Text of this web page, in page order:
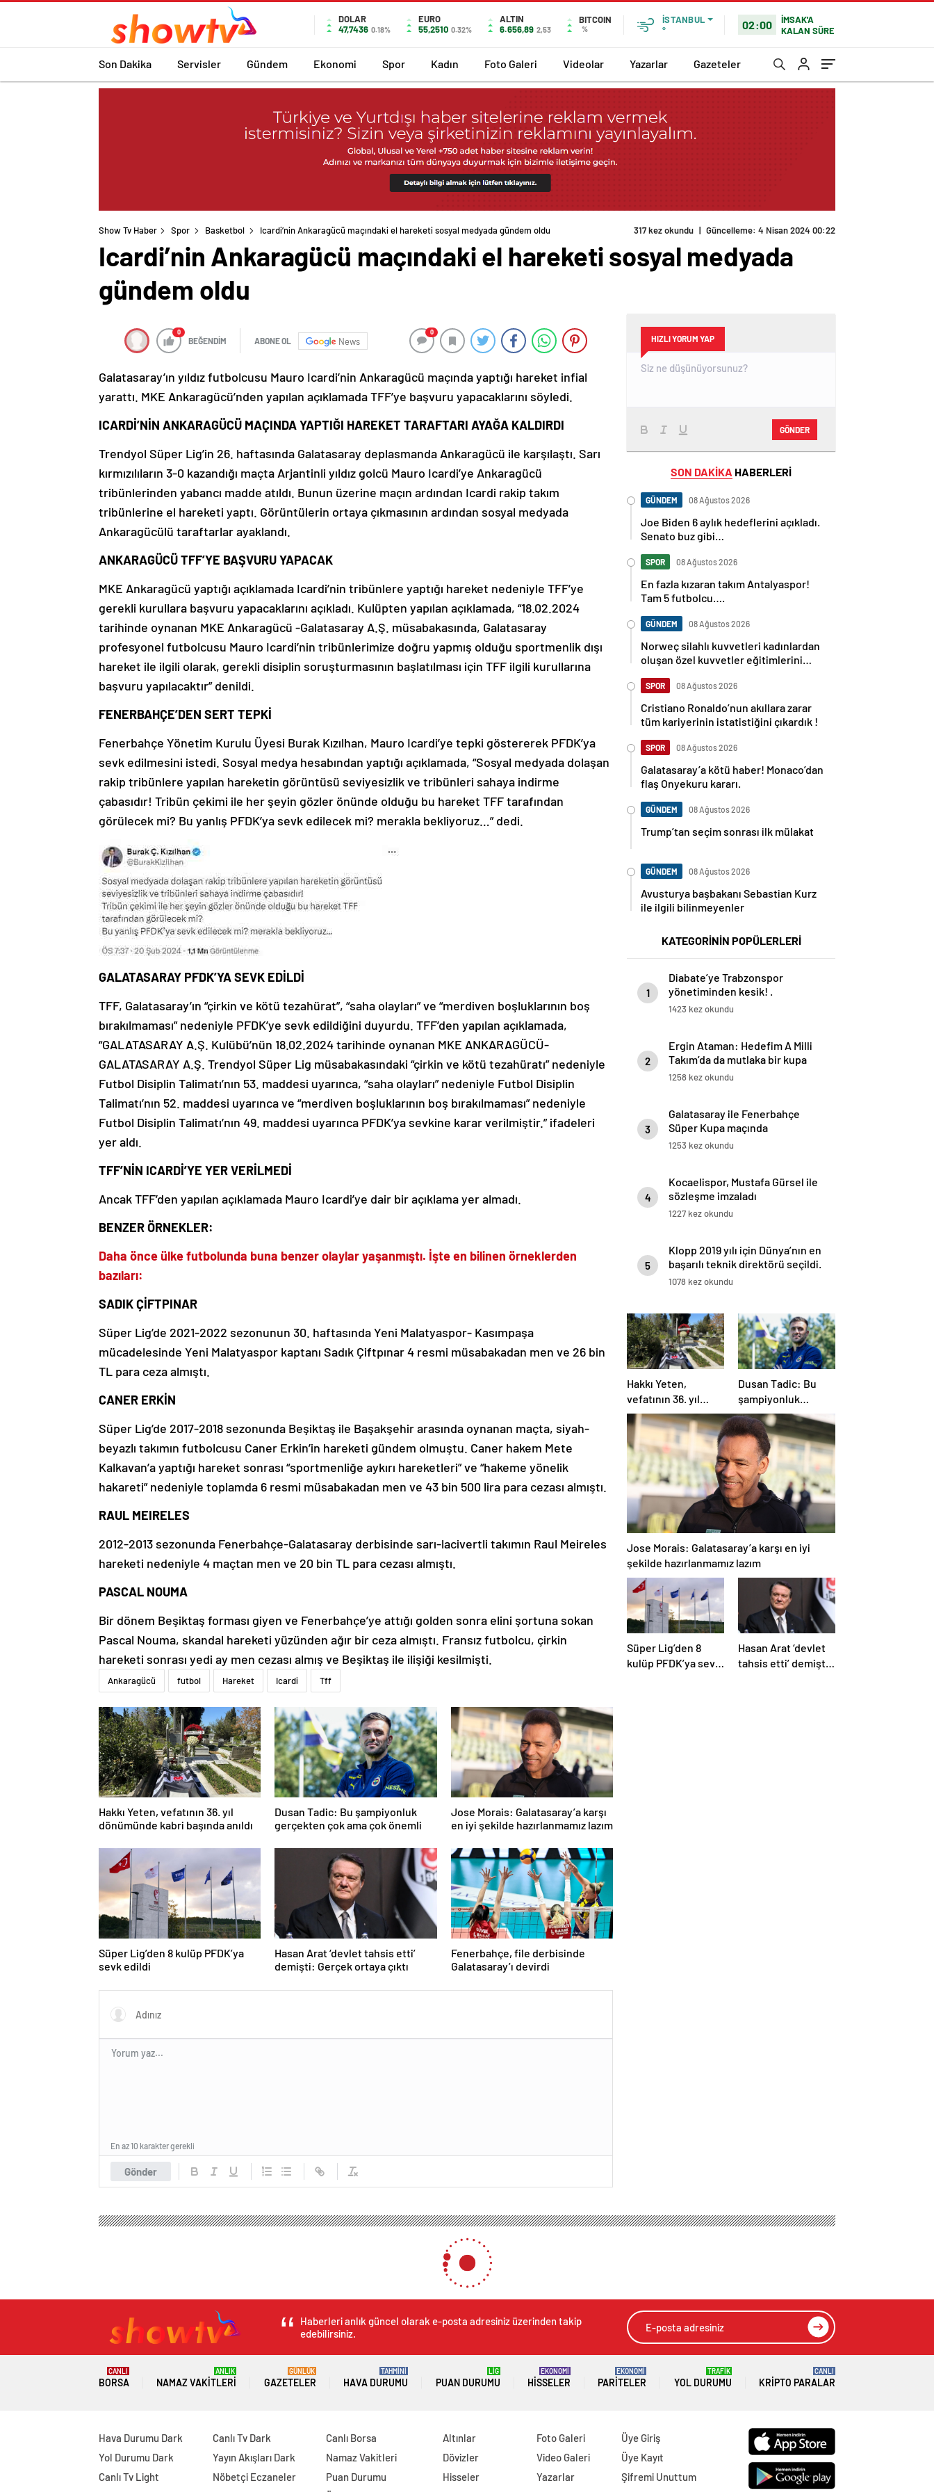
DOLAR
47,7436 0.18%
EURO
55,2510 0.32%
ALTIN
6.656,89 2,53
BITCOIN
%
İSTANBUL
°
02:00
İMSAK'A
KALAN SÜRE
Son Dakika Servisler Gündem Ekonomi Spor Kadın Foto Galeri Videolar Yazarlar Gazeteler
Show Tv Haber Spor Basketbol Icardi’nin Ankaragücü maçındaki el hareketi sosyal medyada gündem oldu 317 kez okundu | Güncelleme: 4 Nisan 2024 00:22
Icardi’nin Ankaragücü maçındaki el hareketi sosyal medyada
gündem oldu
0
BEĞENDİM ABONE OL News
0
Galatasaray’ın yıldız futbolcusu Mauro Icardi’nin Ankaragücü maçında yaptığı hareket infial
yarattı. MKE Ankaragücü’nden yapılan açıklamada TFF’ye başvuru yapacaklarını söyledi.
ICARDİ’NİN ANKARAGÜCÜ MAÇINDA YAPTIĞI HAREKET TARAFTARI AYAĞA KALDIRDI
Trendyol Süper Lig’in 26. haftasında Galatasaray deplasmanda Ankaragücü ile karşılaştı. Sarı
kırmızılıların 3-0 kazandığı maçta Arjantinli yıldız golcü Mauro Icardi’ye Ankaragücü
tribünlerinden yabancı madde atıldı. Bunun üzerine maçın ardından Icardi rakip takım
tribünlerine el hareketi yaptı. Görüntülerin ortaya çıkmasının ardından sosyal medyada
Ankaragücülü taraftarlar ayaklandı.
ANKARAGÜCÜ TFF’YE BAŞVURU YAPACAK
MKE Ankaragücü yaptığı açıklamada Icardi’nin tribünlere yaptığı hareket nedeniyle TFF’ye
gerekli kurullara başvuru yapacaklarını açıkladı. Kulüpten yapılan açıklamada, “18.02.2024
tarihinde oynanan MKE Ankaragücü -Galatasaray A.Ş. müsabakasında, Galatasaray
profesyonel futbolcusu Mauro Icardi’nin tribünlerimize doğru yapmış olduğu sportmenlik dışı
hareket ile ilgili olarak, gerekli disiplin soruşturmasının başlatılması için TFF ilgili kurullarına
başvuru yapılacaktır” denildi.
FENERBAHÇE’DEN SERT TEPKİ
Fenerbahçe Yönetim Kurulu Üyesi Burak Kızılhan, Mauro Icardi’ye tepki göstererek PFDK’ya
sevk edilmesini istedi. Sosyal medya hesabından yaptığı açıklamada, “Sosyal medyada dolaşan
rakip tribünlere yapılan hareketin görüntüsü seviyesizlik ve tribünleri sahaya indirme
çabasıdır! Tribün çekimi ile her şeyin gözler önünde olduğu bu hareket TFF tarafından
görülecek mi? Bu yanlış PFDK’ya sevk edilecek mi? merakla bekliyoruz…” dedi.
GALATASARAY PFDK’YA SEVK EDİLDİ
TFF, Galatasaray’ın “çirkin ve kötü tezahürat”, “saha olayları” ve “merdiven boşluklarının boş
bırakılmaması” nedeniyle PFDK’ye sevk edildiğini duyurdu. TFF’den yapılan açıklamada,
“GALATASARAY A.Ş. Kulübü’nün 18.02.2024 tarihinde oynanan MKE ANKARAGÜCÜ-
GALATASARAY A.Ş. Trendyol Süper Lig müsabakasındaki “çirkin ve kötü tezahüratı” nedeniyle
Futbol Disiplin Talimatı’nın 53. maddesi uyarınca, “saha olayları” nedeniyle Futbol Disiplin
Talimatı’nın 52. maddesi uyarınca ve “merdiven boşluklarının boş bırakılmaması” nedeniyle
Futbol Disiplin Talimatı’nın 49. maddesi uyarınca PFDK’ya sevkine karar verilmiştir.” ifadeleri
yer aldı.
TFF’NİN ICARDİ’YE YER VERİLMEDİ
Ancak TFF’den yapılan açıklamada Mauro Icardi’ye dair bir açıklama yer almadı.
BENZER ÖRNEKLER:
Daha önce ülke futbolunda buna benzer olaylar yaşanmıştı. İşte en bilinen örneklerden
bazıları:
SADIK ÇİFTPINAR
Süper Lig’de 2021-2022 sezonunun 30. haftasında Yeni Malatyaspor- Kasımpaşa
mücadelesinde Yeni Malatyaspor kaptanı Sadık Çiftpınar 4 resmi müsabakadan men ve 26 bin
TL para ceza almıştı.
CANER ERKİN
Süper Lig’de 2017-2018 sezonunda Beşiktaş ile Başakşehir arasında oynanan maçta, siyah-
beyazlı takımın futbolcusu Caner Erkin’in hareketi gündem olmuştu. Caner hakem Mete
Kalkavan’a yaptığı hareket sonrası “sportmenliğe aykırı hareketleri” ve “hakeme yönelik
hakareti” nedeniyle toplamda 6 resmi müsabakadan men ve 43 bin 500 lira para cezası almıştı.
RAUL MEIRELES
2012-2013 sezonunda Fenerbahçe-Galatasaray derbisinde sarı-lacivertli takımın Raul Meireles
hareketi nedeniyle 4 maçtan men ve 20 bin TL para cezası almıştı.
PASCAL NOUMA
Bir dönem Beşiktaş forması giyen ve Fenerbahçe’ye attığı golden sonra elini şortuna sokan
Pascal Nouma, skandal hareketi yüzünden ağır bir ceza almıştı. Fransız futbolcu, çirkin
hareketi sonrası yedi ay men cezası almış ve Beşiktaş ile ilişiği kesilmişti.
Ankaragücü futbol Hareket Icardi Tff
Hakkı Yeten, vefatının 36. yıl
dönümünde kabri başında anıldı
Dusan Tadic: Bu şampiyonluk
gerçekten çok ama çok önemli
Jose Morais: Galatasaray’a karşı
en iyi şekilde hazırlanmamız lazım
Süper Lig’den 8 kulüp PFDK’ya
sevk edildi
Hasan Arat ‘devlet tahsis etti’
demişti: Gerçek ortaya çıktı
Fenerbahçe, file derbisinde
Galatasaray’ı devirdi
Gönder
En az 10 karakter gerekli
HIZLI YORUM YAP
GÖNDER
SON DAKİKA HABERLERİ
GÜNDEM 08 Ağustos 2026
Joe Biden 6 aylık hedeflerini açıkladı.
Senato buz gibi…
SPOR 08 Ağustos 2026
En fazla kızaran takım Antalyaspor!
Tam 5 futbolcu….
GÜNDEM 08 Ağustos 2026
Norweç silahlı kuvvetleri kadınlardan
oluşan özel kuvvetler eğitimlerini
SPOR 08 Ağustos 2026
Cristiano Ronaldo’nun akıllara zarar
tüm kariyerinin istatistiğini çıkardık !
SPOR 08 Ağustos 2026
Galatasaray’a kötü haber! Monaco’dan
flaş Onyekuru kararı.
GÜNDEM 08 Ağustos 2026
Trump’tan seçim sonrası ilk mülakat
GÜNDEM 08 Ağustos 2026
Avusturya başbakanı Sebastian Kurz
ile ilgili bilinmeyenler
KATEGORİNİN POPÜLERLERİ
1
Diabate’ye Trabzonspor
yönetiminden kesik! .
1423 kez okundu
2
Ergin Ataman: Hedefim A Milli
Takım’da da mutlaka bir kupa
kazanmak
1258 kez okundu
3
Galatasaray ile Fenerbahçe
Süper Kupa maçında
karşılaşacak
1253 kez okundu
4
Kocaelispor, Mustafa Gürsel ile
sözleşme imzaladı
1227 kez okundu
5
Klopp 2019 yılı için Dünya’nın en
başarılı teknik direktörü seçildi.
1078 kez okundu
Hakkı Yeten,
vefatının 36. yıl
dönümünde kabri
başında anıldı
Dusan Tadic: Bu
şampiyonluk
gerçekten çok ama
çok önemli
Jose Morais: Galatasaray’a karşı en iyi
şekilde hazırlanmamız lazım
Süper Lig’den 8
kulüp PFDK’ya sevk
Hasan Arat ‘devlet
tahsis etti’ demişti:
Haberleri anlık güncel olarak e-posta adresiniz üzerinden takip
edebilirsiniz.
BORSA
CANLI
NAMAZ VAKITLERI
ANLIK
GAZETELER
GÜNLÜK
HAVA DURUMU
TAHMİNİ
PUAN DURUMU
LİG
HISSELER
EKONOMİ
PARITELER
EKONOMİ
YOL DURUMU
TRAFİK
KRIPTO PARALAR
CANLI
Hava Durumu Dark
Yol Durumu Dark
Canlı Tv Light
Canlı Tv Dark
Yayın Akışları Dark
Nöbetçi Eczaneler
Canlı Borsa
Namaz Vakitleri
Puan Durumu
Altınlar
Dövizler
Hisseler
Foto Galeri
Video Galeri
Yazarlar
Üye Giriş
Üye Kayıt
Şifremi Unuttum